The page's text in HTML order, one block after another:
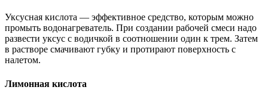
Уксусная кислота — эффективное средство, которым можно
промыть водонагреватель. При создании рабочей смеси надо
развести уксус с водичкой в соотношении один к трем. Затем
в растворе смачивают губку и протирают поверхность с
налетом.
Лимонная кислота